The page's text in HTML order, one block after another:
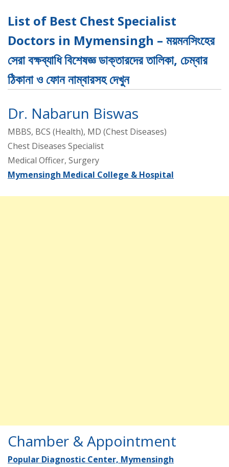
List of Best Chest Specialist
Doctors in Mymensingh – ময়মনসিংহের
সেরা বক্ষব্যাধি বিশেষজ্ঞ ডাক্তারদের তালিকা, চেম্বার
ঠিকানা ও ফোন নাম্বারসহ দেখুন
Dr. Nabarun Biswas
MBBS, BCS (Health), MD (Chest Diseases)
Chest Diseases Specialist
Medical Officer, Surgery
Mymensingh Medical College & Hospital
Chamber & Appointment
Popular Diagnostic Center, Mymensingh